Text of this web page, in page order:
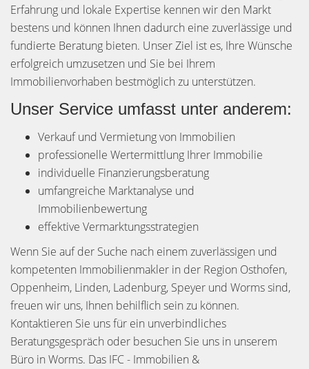
Erfahrung und lokale Expertise kennen wir den Markt
bestens und können Ihnen dadurch eine zuverlässige und
fundierte Beratung bieten. Unser Ziel ist es, Ihre Wünsche
erfolgreich umzusetzen und Sie bei Ihrem
Immobilienvorhaben bestmöglich zu unterstützen.
Unser Service umfasst unter anderem:
Verkauf und Vermietung von Immobilien
professionelle Wertermittlung Ihrer Immobilie
individuelle Finanzierungsberatung
umfangreiche Marktanalyse und
Immobilienbewertung
effektive Vermarktungsstrategien
Wenn Sie auf der Suche nach einem zuverlässigen und
kompetenten Immobilienmakler in der Region Osthofen,
Oppenheim, Linden, Ladenburg, Speyer und Worms sind,
freuen wir uns, Ihnen behilflich sein zu können.
Kontaktieren Sie uns für ein unverbindliches
Beratungsgespräch oder besuchen Sie uns in unserem
Büro in Worms. Das IFC - Immobilien &